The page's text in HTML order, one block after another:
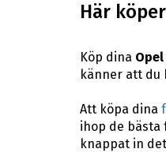
Här
Köp dina
känner att du
Att köpa dina
ihop de bästa
knappat in